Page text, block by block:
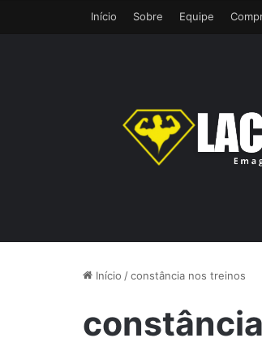
Início Sobre Equipe
Início /constância nos treinos